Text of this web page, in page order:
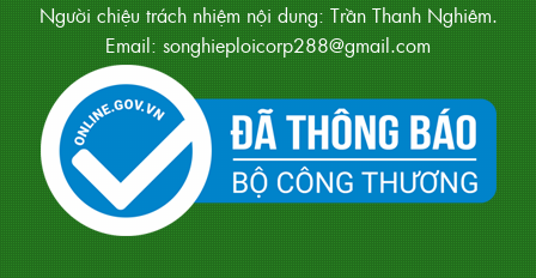
Người chiệu trách nhiệm nội dung: Trần Thanh Nghiêm.
Email: songhieploicorp288@gmail.com